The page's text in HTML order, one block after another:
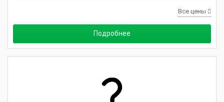
Все цены
Подробнее